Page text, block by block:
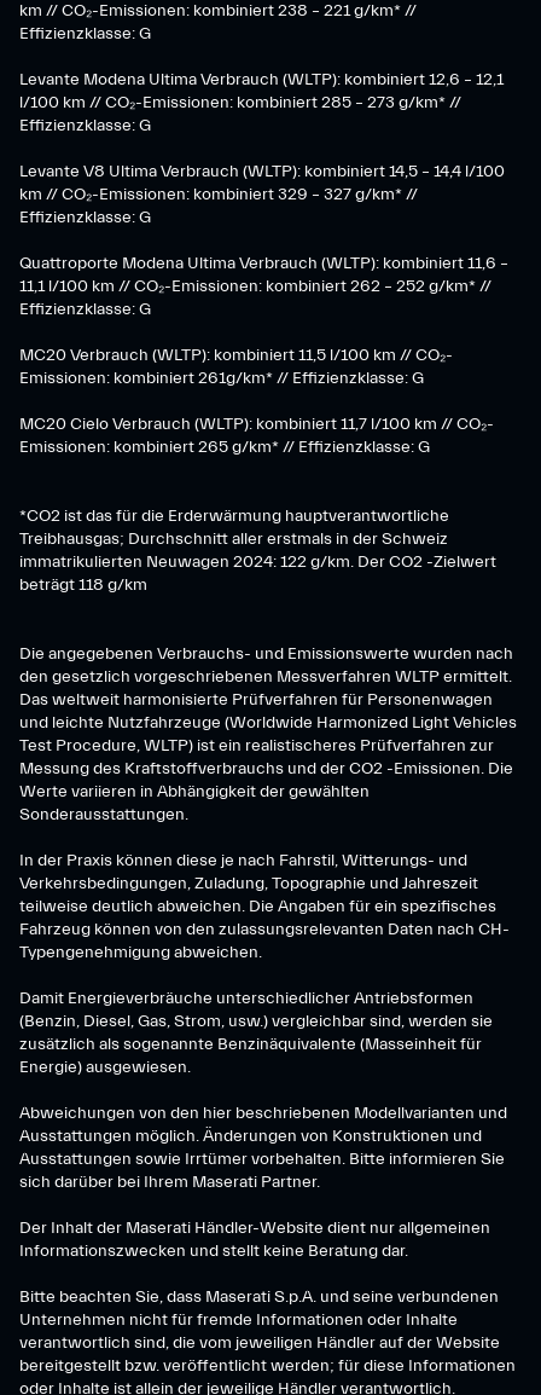
km // CO₂-Emissionen: kombiniert 238 – 221 g/km* //
Effizienzklasse: G
Levante Modena Ultima Verbrauch (WLTP): kombiniert 12,6 – 12,1
l/100 km // CO₂-Emissionen: kombiniert 285 – 273 g/km* //
Effizienzklasse: G
Levante V8 Ultima Verbrauch (WLTP): kombiniert 14,5 – 14,4 l/100
km // CO₂-Emissionen: kombiniert 329 – 327 g/km* //
Effizienzklasse: G
Quattroporte Modena Ultima Verbrauch (WLTP): kombiniert 11,6 –
11,1 l/100 km // CO₂-Emissionen: kombiniert 262 – 252 g/km* //
Effizienzklasse: G
MC20 Verbrauch (WLTP): kombiniert 11,5 l/100 km // CO₂-
Emissionen: kombiniert 261g/km* // Effizienzklasse: G
MC20 Cielo Verbrauch (WLTP): kombiniert 11,7 l/100 km // CO₂-
Emissionen: kombiniert 265 g/km* // Effizienzklasse: G
*CO2 ist das für die Erderwärmung hauptverantwortliche
Treibhausgas; Durchschnitt aller erstmals in der Schweiz
immatrikulierten Neuwagen 2024: 122 g/km. Der CO2 -Zielwert
beträgt 118 g/km
Die angegebenen Verbrauchs- und Emissionswerte wurden nach
den gesetzlich vorgeschriebenen Messverfahren WLTP ermittelt.
Das weltweit harmonisierte Prüfverfahren für Personenwagen
und leichte Nutzfahrzeuge (Worldwide Harmonized Light Vehicles
Test Procedure, WLTP) ist ein realistischeres Prüfverfahren zur
Messung des Kraftstoffverbrauchs und der CO2 -Emissionen. Die
Werte variieren in Abhängigkeit der gewählten
Sonderausstattungen.
In der Praxis können diese je nach Fahrstil, Witterungs- und
Verkehrsbedingungen, Zuladung, Topographie und Jahreszeit
teilweise deutlich abweichen. Die Angaben für ein spezifisches
Fahrzeug können von den zulassungsrelevanten Daten nach CH-
Typengenehmigung abweichen.
Damit Energieverbräuche unterschiedlicher Antriebsformen
(Benzin, Diesel, Gas, Strom, usw.) vergleichbar sind, werden sie
zusätzlich als sogenannte Benzinäquivalente (Masseinheit für
Energie) ausgewiesen.
Abweichungen von den hier beschriebenen Modellvarianten und
Ausstattungen möglich. Änderungen von Konstruktionen und
Ausstattungen sowie Irrtümer vorbehalten. Bitte informieren Sie
sich darüber bei Ihrem Maserati Partner.
Der Inhalt der Maserati Händler-Website dient nur allgemeinen
Informationszwecken und stellt keine Beratung dar.
Bitte beachten Sie, dass Maserati S.p.A. und seine verbundenen
Unternehmen nicht für fremde Informationen oder Inhalte
verantwortlich sind, die vom jeweiligen Händler auf der Website
bereitgestellt bzw. veröffentlicht werden; für diese Informationen
oder Inhalte ist allein der jeweilige Händler verantwortlich.